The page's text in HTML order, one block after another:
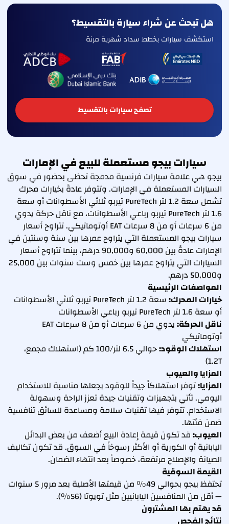
هل تبحث عن شراء سيارة بالتقسيط؟
استكشف سيارات بخطط سداد شهرية مرنة
تصفح سيارات بالتقسيط
سيارات بيجو مستعملة للبيع في الإمارات
بيجو هي علامة سيارات فرنسية مدمجة تحظى بحضور في سوق
السيارات المستعملة في الإمارات. وتتوفر عادةً بخيارات محرك
تشمل سعة 1.2 لتر PureTech تيربو ثلاثي الأسطوانات أو سعة
1.6 لتر PureTech تيربو رباعي الأسطوانات، مع ناقل حركة يدوي
من 6 سرعات أو من 8 سرعات EAT أوتوماتيكي. تتراوح أسعار
سيارات بيجو المستعملة التي يتراوح عمرها بين سنة وسنتين في
الإمارات عادةً بين 60,000 و90,000 درهم، بينما تتراوح أسعار
السيارات التي يتراوح عمرها بين خمس وست سنوات بين 25,000
و50,000 درهم.
المواصفات الرئيسية
خيارات المحرك:
سعة 1.2 لتر PureTech تيربو ثلاثي الأسطوانات
أو سعة 1.6 لتر PureTech تيربو رباعي الأسطوانات
ناقل الحركة:
يدوي من 6 سرعات أو من 8 سرعات EAT
أوتوماتيكي
استهلاك الوقود:
حوالي 6.5 لتر/100 كم (استهلاك مجمع،
1.2T)
المزايا والعيوب
المزايا:توفر استهلاكاً جيداً للوقود يجعلها مناسبة للاستخدام
اليومي. تأتي بتجهيزات وتقنيات جيدة تعزز الراحة وسهولة
الاستخدام. تتوفر فيها تقنيات سلامة ومساعدة للسائق تنافسية
ضمن فئتها.
العيوب:قد تكون قيمة إعادة البيع أضعف من بعض البدائل
اليابانية أو الكورية أو الأكثر رسوخاً في السوق. قد تكون تكاليف
الصيانة والإصلاح مرتفعة، خصوصاً بعد انتهاء الضمان.
القيمة السوقية
تحتفظ بيجو بحوالي 49% من قيمتها الأصلية بعد مرور 5 سنوات
— أقل من المنافسين اليابانيين مثل تويوتا (56%).
قد يهتم بها المشترون